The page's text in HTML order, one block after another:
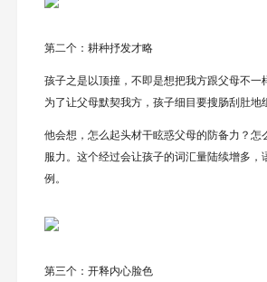
第二个：耕种抒发才略
孩子之是以顶撞，不即是想把我方跟父母不一
为了让父母默契我方，孩子细目要搜肠刮肚地
他会想，怎么起头材干眩惑父母的防备力？怎
服力。这个经过会让孩子的词汇量陆续增多，
例。
第三个：开释内心脸色